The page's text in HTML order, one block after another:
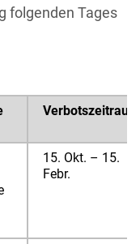
folgenden Tages
Verbotszeitraum
15. Okt. – 15.
Febr.